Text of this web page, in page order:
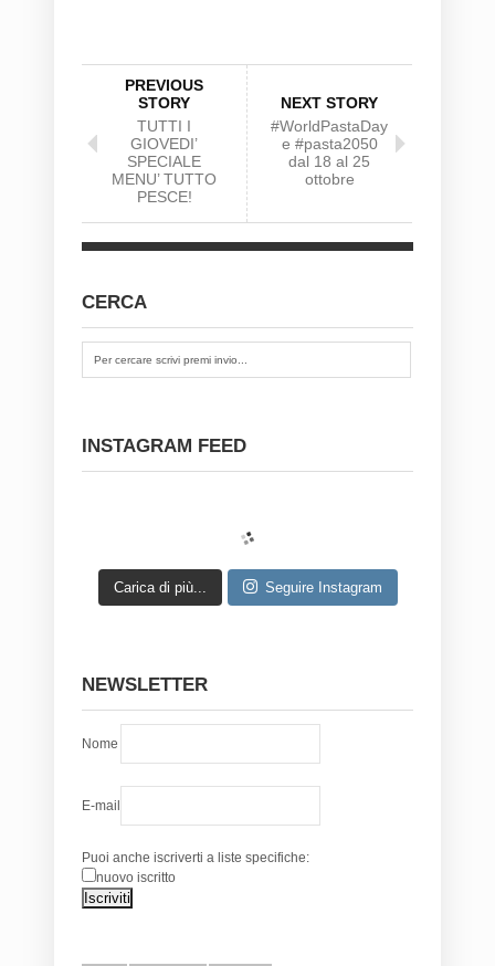
PREVIOUS
STORY
TUTTI I
GIOVEDI’
SPECIALE
MENU’ TUTTO
PESCE!
NEXT STORY
#WorldPastaDay
e #pasta2050
dal 18 al 25
ottobre
CERCA
INSTAGRAM FEED
Carica di più... Seguire Instagram
NEWSLETTER
Nome
E-mail
Puoi anche iscriverti a liste specifiche:
nuovo iscritto